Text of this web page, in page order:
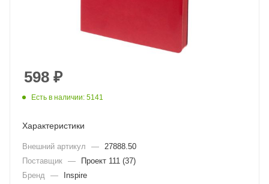
598 ₽
Есть в наличии: 5141
Характеристики
Внешний артикул —
27888.50
Поставщик —
Проект 111 (37)
Бренд
—
Inspire